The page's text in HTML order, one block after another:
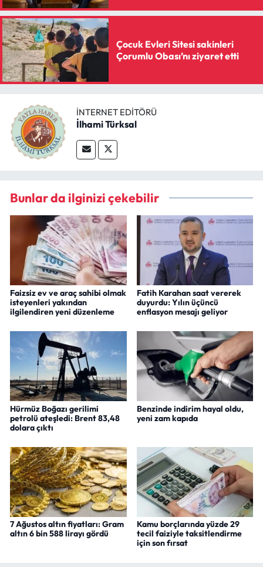
Çocuk Evleri Sitesi sakinleri
Çorumlu Obası’nı ziyaret etti
İNTERNET EDITÖRÜ
İlhami Türksal
Bunlar da ilginizi çekebilir
Faizsiz ev ve araç sahibi olmak
isteyenleri yakından
ilgilendiren yeni düzenleme
Fatih Karahan saat vererek
duyurdu: Yılın üçüncü
enflasyon mesajı geliyor
Hürmüz Boğazı gerilimi
petrolü ateşledi: Brent 83,48
dolara çıktı
Benzinde indirim hayal oldu,
yeni zam kapıda
7 Ağustos altın fiyatları: Gram
altın 6 bin 588 lirayı gördü
Kamu borçlarında yüzde 29
tecil faiziyle taksitlendirme
için son fırsat